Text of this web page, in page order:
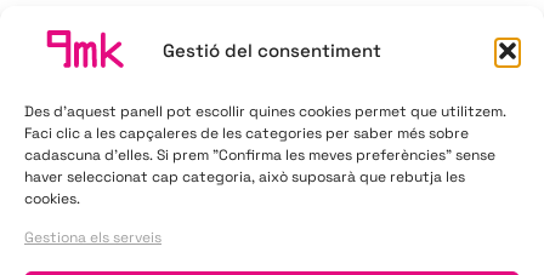
Gestió del consentiment
Des d'aquest panell pot escollir quines cookies permet que utilitzem.
Faci clic a les capçaleres de les categories per saber més sobre
cadascuna d'elles. Si prem "Confirma les meves preferències" sense
haver seleccionat cap categoria, això suposarà que rebutja les
cookies.
Gestiona els serveis
Agència de publicitat
AD400 - La Massana
Principat d’Andorra